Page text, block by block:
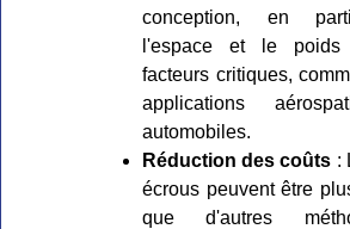
conception, en
l'espace et le
facteurs critiques,
applications
automobiles.
Réduction des coûts :
écrous peuvent être
que d'autres